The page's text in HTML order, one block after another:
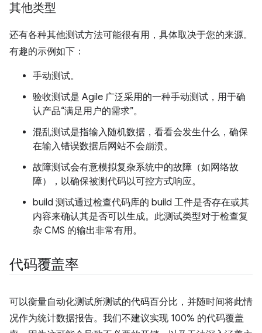
其他类型
还有各种其他测试方法可能很有用，具体取决于您的来源。
有趣的示例如下：
手动测试。
验收测试是 Agile 广泛采用的一种手动测试，用于确
认产品“满足用户的需求”。
混乱测试是指输入随机数据，看看会发生什么，确保
在输入错误数据后网站不会崩溃。
故障测试会有意模拟复杂系统中的故障（如网络故
障），以确保被测代码以可控方式响应。
build 测试通过检查代码库的 build 工件是否存在或其
内容来确认其是否可以生成。此测试类型对于检查复
杂 CMS 的输出非常有用。
代码覆盖率
可以衡量自动化测试所测试的代码百分比，并随时间将此情
况作为统计数据报告。我们不建议实现 100% 的代码覆盖